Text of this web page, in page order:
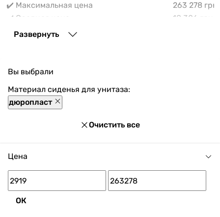
✔️ Максимальная цена
263 278 грн
✔️ Средняя цена
18 306 грн
В прайс-каталоге vencon.ua Крышки для унитаза из
разнообразные способы оплаты, покупка в кредит и
множество акций и скидок для каждого покупателя.
Развернуть
Вы выбрали
Материал сиденья для унитаза:
дюропласт
Очистить все
Цена
ОК